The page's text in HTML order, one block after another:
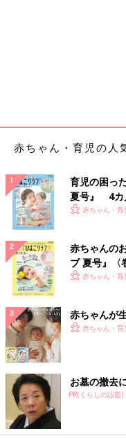
赤ちゃん・育児の人
育児の困っ
夏号』 4カ
いっぱい！
赤ちゃん・育
赤ちゃんの
ブ 夏号』〈
く！ おっぱ
赤ちゃん・育
赤ちゃんが
赤ちゃん・育
お墓の撤去
PR(くらしの話題)